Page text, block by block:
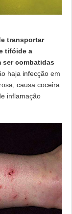
transportar
tifóide a
ser combatidas
haja infecção em
causa coceira
inflamação